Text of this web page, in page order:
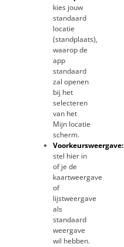
kies jouw
standaard
locatie
(standplaats),
waarop de
app
standaard
zal openen
bij het
selecteren
van het
Mijn locatie
scherm.
Voorkeursweergave:
stel hier in
of je de
kaartweergave
of
lijstweergave
als
standaard
weergave
wil hebben.